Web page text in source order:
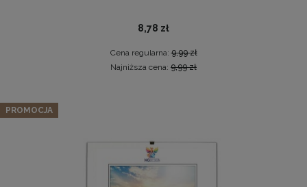
jasnoszarym – lekki podest dla psa do kanapy, łóżka,
Cena regularna:
Najniższa cena:
8,78 zł
Cena regularna:9,99 zł
Najniższa cena: 9,99 zł
PROMOCJA